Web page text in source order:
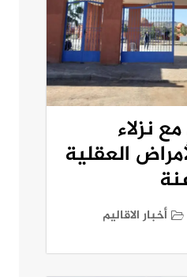
نزلاء
العقلية
أخبار الاقاليم